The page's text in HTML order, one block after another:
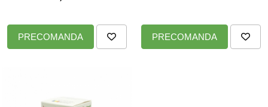
PRECOMANDA PRECOMANDA